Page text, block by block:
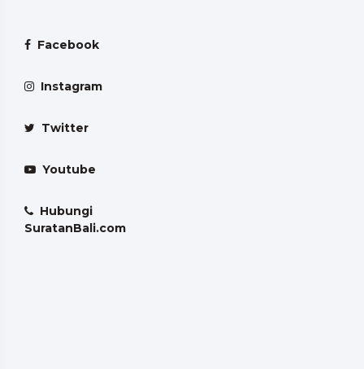
Facebook
Instagram
Twitter
Youtube
Hubungi
SuratanBali.com